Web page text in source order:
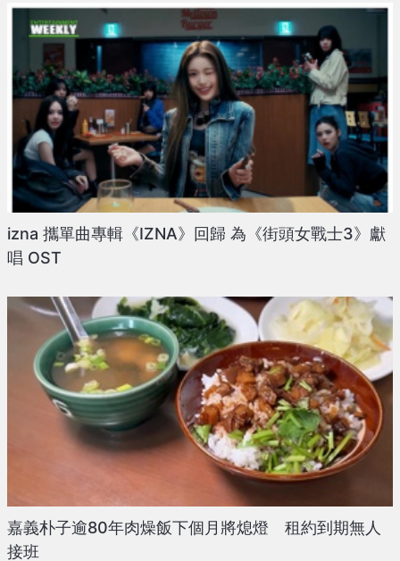
izna 攜單曲專輯《IZNA》回歸 為《街頭女戰士3》獻
唱 OST
嘉義朴子逾80年肉燥飯下個月將熄燈 租約到期無人
接班